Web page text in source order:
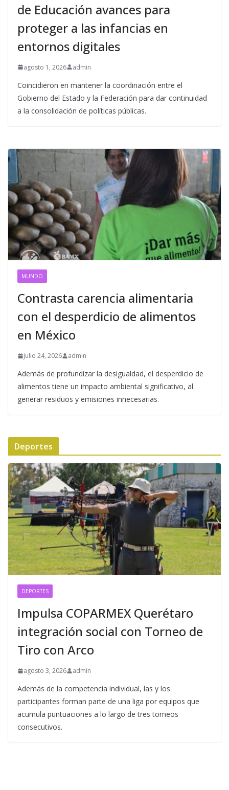
de Educación avances para
proteger a las infancias en
entornos digitales
agosto 1, 2026 admin
Coincidieron en mantener la coordinación entre el
Gobierno del Estado y la Federación para dar continuidad
a la consolidación de políticas públicas.
MUNDO
Contrasta carencia alimentaria
con el desperdicio de alimentos
en México
julio 24, 2026 admin
Además de profundizar la desigualdad, el desperdicio de
alimentos tiene un impacto ambiental significativo, al
generar residuos y emisiones innecesarias.
Deportes
DEPORTES
Impulsa COPARMEX Querétaro
integración social con Torneo de
Tiro con Arco
agosto 3, 2026 admin
Además de la competencia individual, las y los
participantes forman parte de una liga por equipos que
acumula puntuaciones a lo largo de tres torneos
consecutivos.